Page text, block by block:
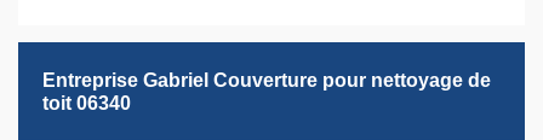
Entreprise Gabriel Couverture pour nettoyage de
toit 06340